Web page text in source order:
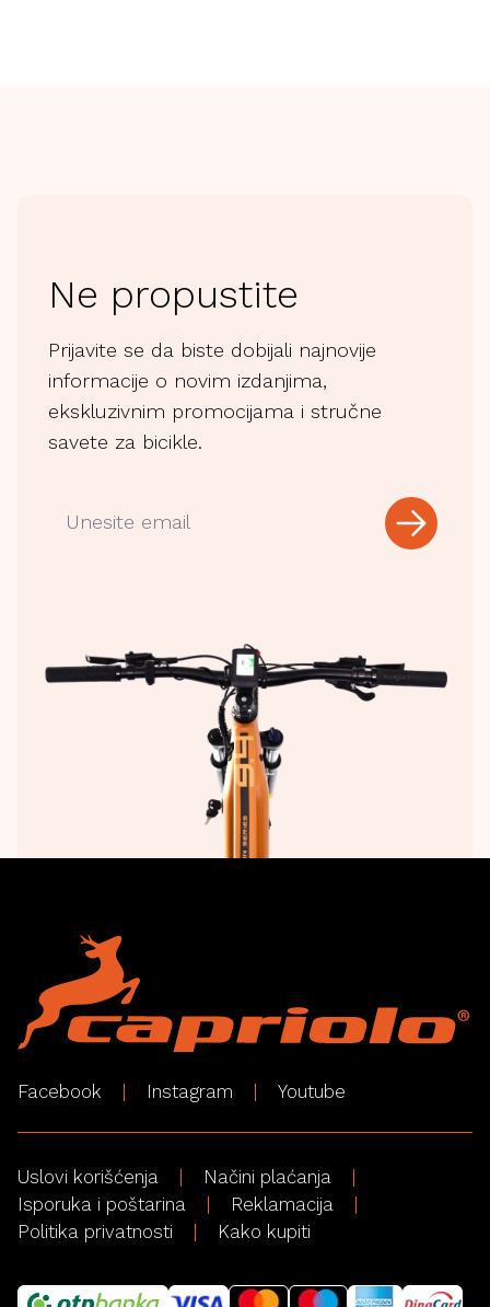
Ne propustite
Prijavite se da biste dobijali najnovije
informacije o novim izdanjima,
ekskluzivnim promocijama i stručne
savete za bicikle.
Facebook Instagram Youtube
Uslovi korišćenja
Načini plaćanja
Isporuka i poštarina
Reklamacija
Politika privatnosti
Kako kupiti